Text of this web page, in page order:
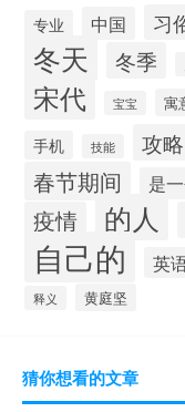
专业 中国 习
冬天 冬季
宋代 宝宝 寓
手机 技能 攻略
春节期间 是
疫情 的人
自己的 英
释义 黄庭坚
猜你想看的文章